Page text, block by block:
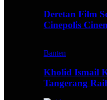
Deretan Film
Cinepolis
Banten
Kholid Ismail
Tangerang